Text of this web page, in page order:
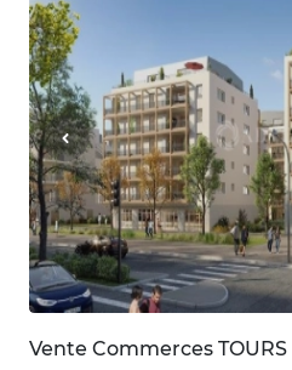
Vente Commerces TOURS